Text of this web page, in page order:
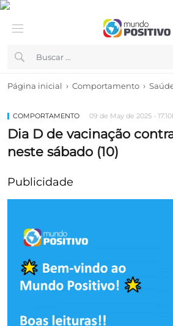
Página inicial › Comportamento ›
COMPORTAMENTO 09 de May de 2025 -
Dia D de vacinação
neste sábado (10)
Publicidade